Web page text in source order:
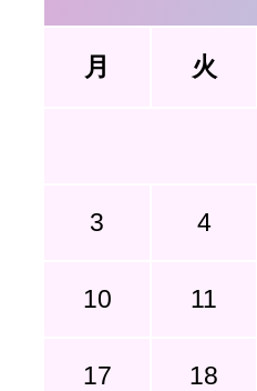
月 火
3 4
10 11
17 18